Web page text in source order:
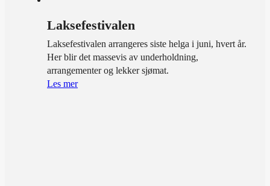
Laksefestivalen
Laksefestivalen arrangeres siste helga i juni, hvert år.
Her blir det massevis av underholdning,
arrangementer og lekker sjømat.
Les mer